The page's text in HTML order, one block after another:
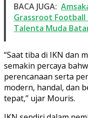
BACA JUGA:
Grassroot Football
Talenta Muda
“Saat tiba di IKN dan
semakin percaya
perencanaan serta
modern, handal, dan
tepat,” ujar Mouris.